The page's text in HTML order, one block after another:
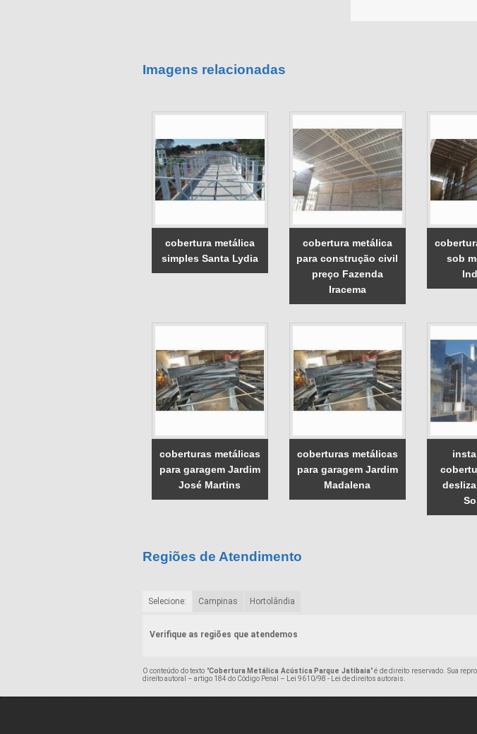
Imagens relacionadas
cobertura metálica
simples Santa Lydia
cobertura metálica
para construção civil
preço Fazenda
Iracema
sob
coberturas metálicas
para garagem Jardim
José Martins
coberturas metálicas
para garagem Jardim
Madalena
Regiões de Atendimento
Selecione: Campinas Hortolândia
Verifique as regiões que atendemos
O conteúdo do texto "Cobertura Metálica Acústica Parque Jatibaia" é de direito reservado. Sua
direito autoral – artigo 184 do Código Penal – Lei 9610/98 - Lei de direitos autorais.